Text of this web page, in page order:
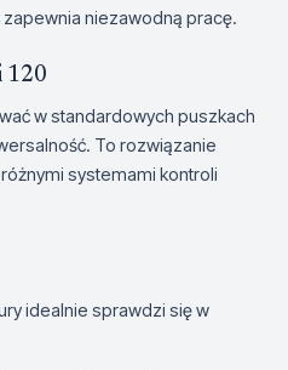
niezawodną pracę.
120
w standardowych puszkach
To rozwiązanie
systemami kontroli
idealnie sprawdzi się w